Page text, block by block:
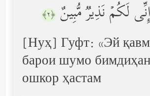
لَكُمۡ نَذِیرࣱ مُّبِینٌ ﴿٢﴾
[Нуҳ] Гуфт: «Эй
барои шумо
ошкор ҳастам